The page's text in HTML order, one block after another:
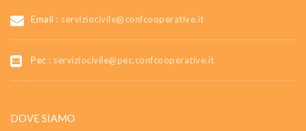
Email : serviziocivile@confcooperative.it
Pec : serviziocivile@pec.confcooperative.it
DOVE SIAMO